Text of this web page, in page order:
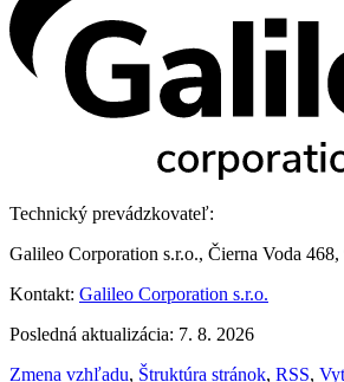
Technický prevádzkovateľ:
Galileo Corporation s.r.o., Čierna Voda 468,
Kontakt: Galileo Corporation s.r.o.
Posledná aktualizácia: 7. 8. 2026
Zmena vzhľadu, Štruktúra stránok, RSS,